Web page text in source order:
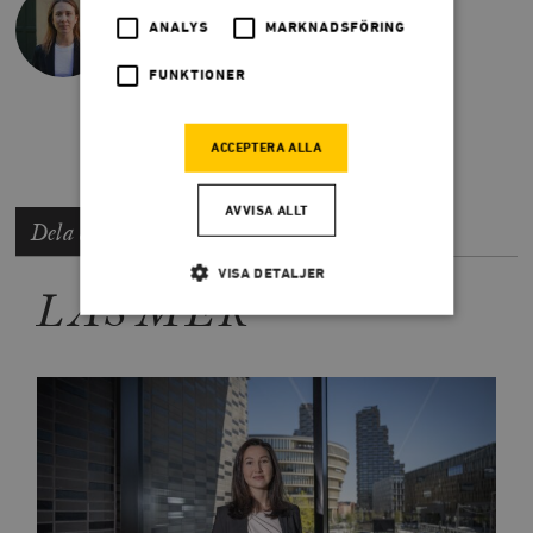
@Stutzinskys
Dela artikeln
LÄS MER
ANALYS MARKNADSFÖRING
FUNKTIONER
ACCEPTERA ALLA
AVVISA ALLT
VISA DETALJER
Marknadsföring
Strikt nödvändiga kakor tillåter
kärnwebbplatsfunktioner som användarinloggning
och kontohantering. Webbplatsen kan inte användas
ordentligt utan strikt nödvändiga cookies.